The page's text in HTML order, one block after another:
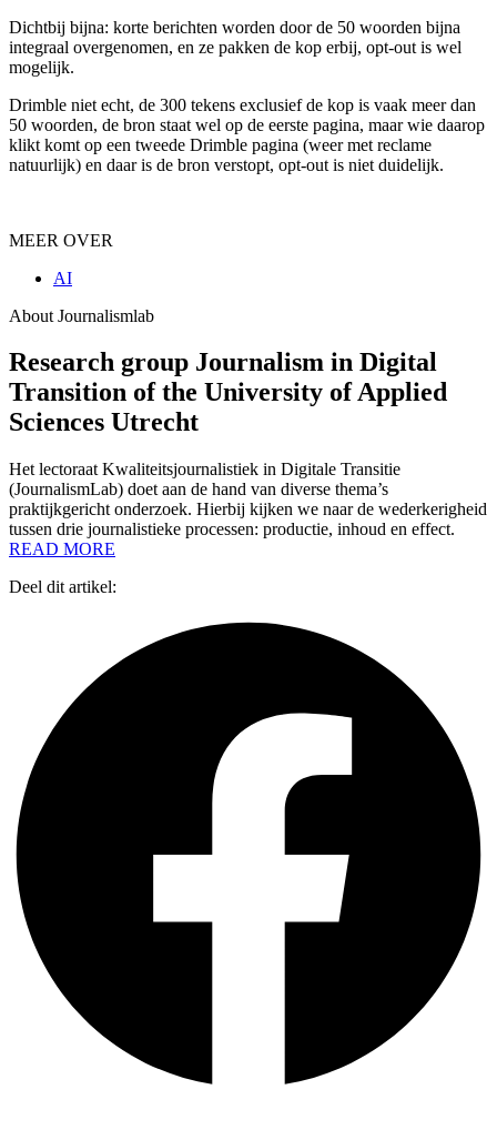
Dichtbij bijna: korte berichten worden door de 50 woorden bijna
integraal overgenomen, en ze pakken de kop erbij, opt-out is wel
mogelijk.
Drimble niet echt, de 300 tekens exclusief de kop is vaak meer dan
50 woorden, de bron staat wel op de eerste pagina, maar wie daarop
klikt komt op een tweede Drimble pagina (weer met reclame
natuurlijk) en daar is de bron verstopt, opt-out is niet duidelijk.
MEER OVER
AI
About Journalismlab
Research group Journalism in Digital
Transition of the University of Applied
Sciences Utrecht
Het lectoraat Kwaliteitsjournalistiek in Digitale Transitie
(JournalismLab) doet aan de hand van diverse thema’s
praktijkgericht onderzoek. Hierbij kijken we naar de wederkerigheid
tussen drie journalistieke processen: productie, inhoud en effect.
READ MORE
Deel dit artikel: